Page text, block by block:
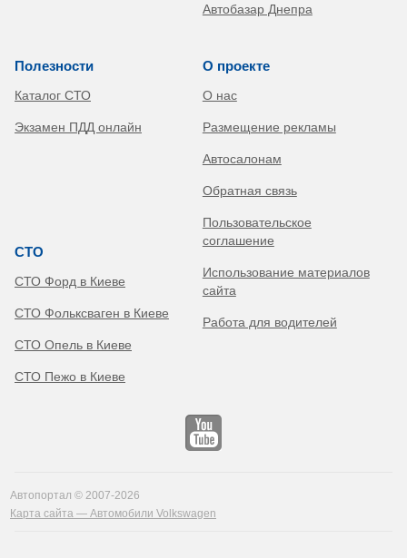
Автобазар Днепра
Полезности
Каталог СТО
Экзамен ПДД онлайн
СТО
СТО Форд в Киеве
СТО Фольксваген в Киеве
СТО Опель в Киеве
СТО Пежо в Киеве
О проекте
О нас
Размещение рекламы
Автосалонам
Обратная связь
Пользовательское
соглашение
Использование материалов
сайта
Работа для водителей
Автопортал © 2007-2026
Карта сайта — Автомобили Volkswagen